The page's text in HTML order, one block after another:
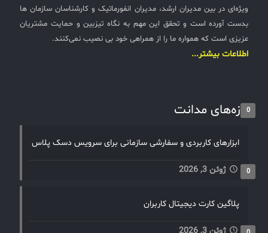
ویژه‌ای در بین مدیران ارشد، مدیران انفورماتیک و کارشناسان سازمان ها
بدست آورده است و تحقق این مهم به نگاه تیزبین و حمایت مشتریان
عزیزی است که همواره ما را از همراهی خود بی نصیب نمی‌کنند.
اطلاعات بیشتر...
تازه‌های مدانت0
ابزارهای کاربردی و سفارشی سازمانی برای سرویس دسک پلاس
ژوئن 3, 2026 0
پلاگین کارت دیجیتال کاربران